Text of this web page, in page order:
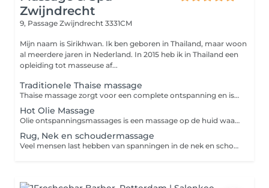
Zwijndrecht
9, Passage Zwijndrecht 3331CM
Mijn naam is Sirikhwan. Ik ben geboren in Thailand, maar woon
al meerdere jaren in Nederland. In 2015 heb ik in Thailand een
opleiding tot masseuse af...
Traditionele Thaise massage
Thaise massage zorgt voor een complete ontspanning en is daarmee een doeltreffend middel tegen fysieke en geestelijke spanning. Het helpt de vermoeidheid te bestrijden en geeft energie. Daarnaast is het werkzaam tegen pijnklachten zoals nek-rug-schouder en hoofdpijn, ook stimuleert het ons zenuwstelsel en verbetert het de circulatie van het bloed. Wees er op voorbereid dat een Thaise massage enigszins pijnlijk kan zijn. Denken sommige mensen dat ook seksuele handelingen onderdeel zijn van de Thaise massage? Dat is absoluut NIET waar, Onze Thaise massages worden uitsluitend uitgevoerd door professionele en gediplomeerde medewerkers.
Hot Olie Massage
Olie ontspanningsmassages is een massage op de huid waarbij een warme olie, wordt gebruikt. De huid en spieren ontspannen zich door middel van zachte tot harde handelingen zoals strijken en kneden. Deze massage stimuleert de doorbloeding van de weefsels, voert de afvalstoffen af en verbetert de spierfunctie. De stofwisseling van de spieren vermindert harde, gespannen en pijnlijke spieren . Tevens is het goed als u hoofdpijn heeft en vermindert stress. De ademhaling wordt regelmatiger en de hartslag rustiger.
Rug, Nek en schoudermassage
Veel mensen last hebben van spanningen in de nek en schouders of hebben last van rugklachten, met een rug nek en schoudermassage zorg u ervoor dat de spieren ontspannen; botten, pezen en weefsels flexibel blijven en lichamelijk pijn vermindert. Ook hoofdpijnklachten die vaak het gevolg zijn van aanspanning van de spieren in de schouders en nek kunnen met deze massage verholpen worden.